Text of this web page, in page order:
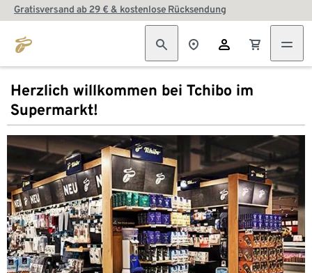
Gratisversand ab 29 € & kostenlose Rücksendung
Herzlich willkommen bei Tchibo im
Supermarkt!